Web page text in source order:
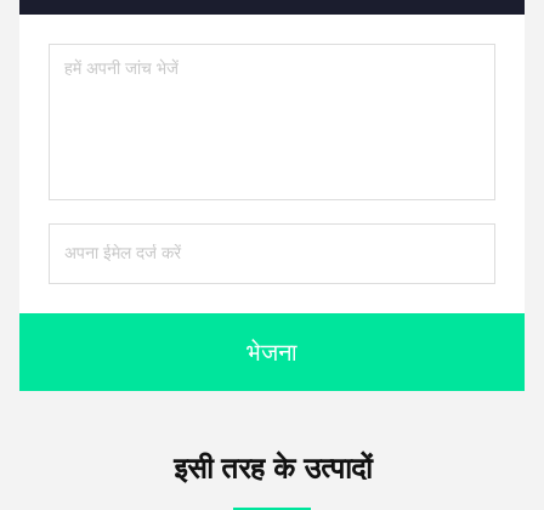
भेजना
इसी तरह के उत्पादों